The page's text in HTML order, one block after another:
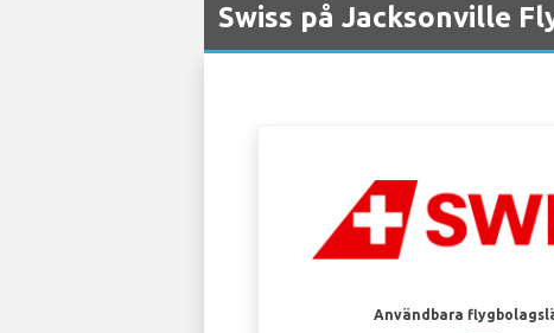
Swiss på Jacksonville
Användbara